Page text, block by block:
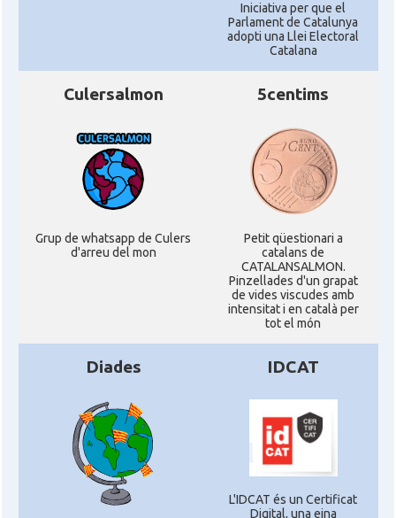
Iniciativa per que el
Parlament de Catalunya
adopti una Llei Electoral
Catalana
Culersalmon
Grup de whatsapp de Culers
d'arreu del mon
5centims
Petit qüestionari a
catalans de
CATALANSALMON.
Pinzellades d'un grapat
de vides viscudes amb
intensitat i en català per
tot el món
Diades IDCAT
L'IDCAT és un Certificat
Digital, una eina